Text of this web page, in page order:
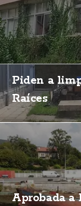
Piden a
Raíces
Aprobada a